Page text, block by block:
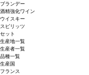
ブランデー
酒精強化ワイン
ウイスキー
スピリッツ
セット
生産地一覧
生産者一覧
品種一覧
生産国
フランス